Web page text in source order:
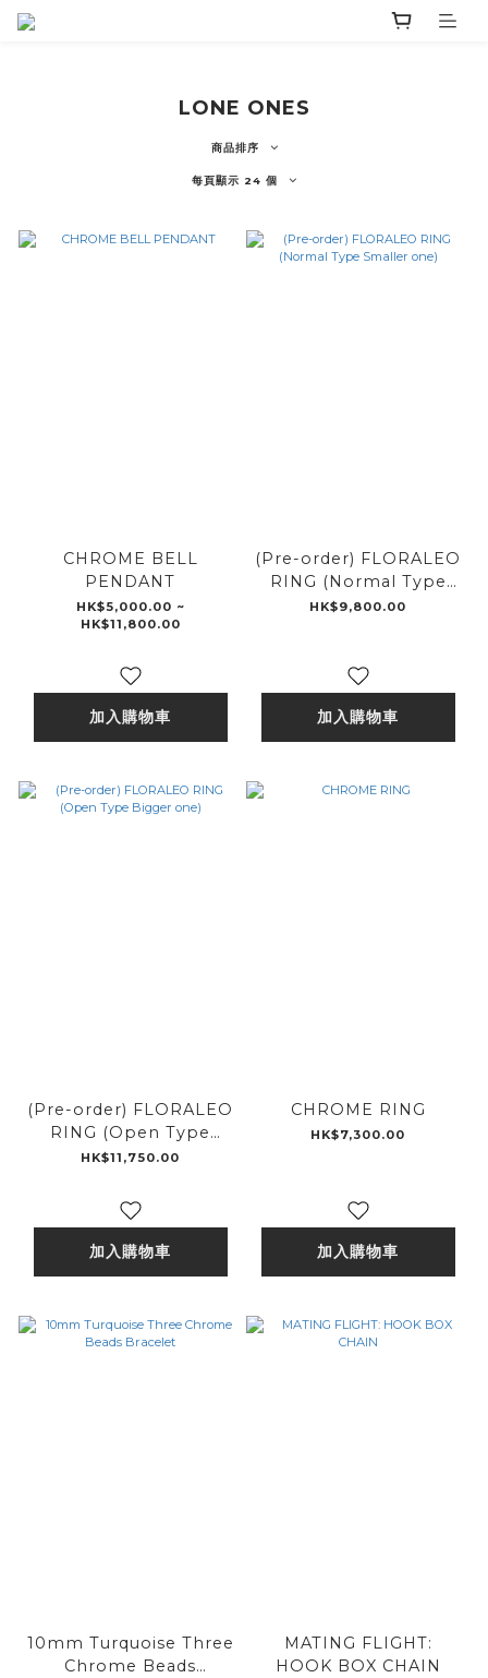
LONE ONES
商品排序
每頁顯示 24 個
CHROME BELL
PENDANT
HK$5,000.00 ~
HK$11,800.00
加入購物車
(Pre-order) FLORALEO
RING (Normal Type
Smaller one)
HK$9,800.00
加入購物車
(Pre-order) FLORALEO
RING (Open Type
Bigger one)
HK$11,750.00
加入購物車
CHROME RING
HK$7,300.00
加入購物車
10mm Turquoise Three
Chrome Beads
MATING FLIGHT:
HOOK BOX CHAIN